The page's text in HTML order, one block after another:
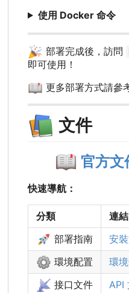
使用 Docker 命令
🎉 部署完成後，訪問
即可使用！
📖 更多部署方式請參
📚 文件
📖 官方文
快速導航：
分類 連結
🚀 部署指南 安
⚙️ 環境配置 環
📡 接口文件 API